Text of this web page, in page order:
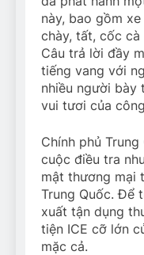
này, bao gồm
chày, tất, cốc
Câu trả lời đầy
tiếng vang với
nhiều người bày
vui tươi của
Chính phủ
cuộc điều tra
mật thương mại
Trung Quốc. Để
xuất tận dụng
tiện ICE cỡ lớn
mặc cả.